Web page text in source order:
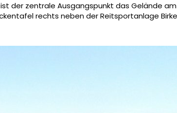
zentrale Ausgangspunkt das Gelände
rechts neben der Reitsportanlage